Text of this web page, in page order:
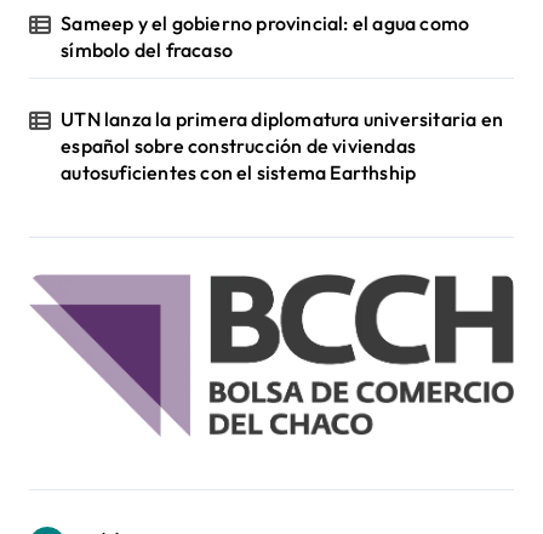
Sameep y el gobierno provincial: el agua como
símbolo del fracaso
UTN lanza la primera diplomatura universitaria en
español sobre construcción de viviendas
autosuficientes con el sistema Earthship